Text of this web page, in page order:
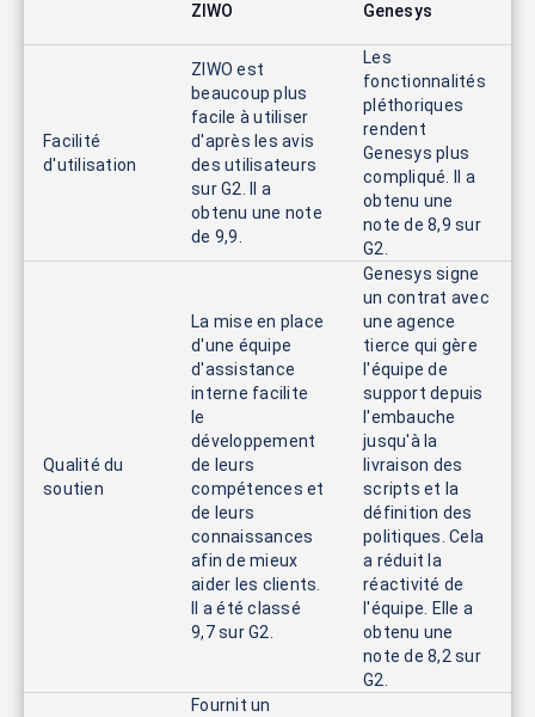
ZIWO Genesys
Facilité
d'utilisation
ZIWO est
beaucoup plus
facile à utiliser
d'après les avis
des utilisateurs
sur G2. Il a
obtenu une note
de 9,9.
Les
fonctionnalités
pléthoriques
rendent
Genesys plus
compliqué. Il a
obtenu une
note de 8,9 sur
G2.
Qualité du
soutien
La mise en place
d'une équipe
d'assistance
interne facilite
le
développement
de leurs
compétences et
de leurs
connaissances
afin de mieux
aider les clients.
Il a été classé
9,7 sur G2.
Genesys signe
un contrat avec
une agence
tierce qui gère
l'équipe de
support depuis
l'embauche
jusqu'à la
livraison des
scripts et la
définition des
politiques. Cela
a réduit la
réactivité de
l'équipe. Elle a
obtenu une
note de 8,2 sur
G2.
Fournit un